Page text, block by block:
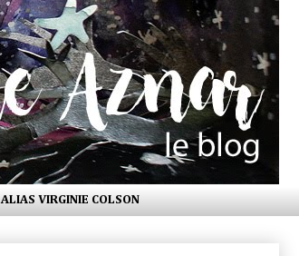
ALIAS VIRGINIE COLSON